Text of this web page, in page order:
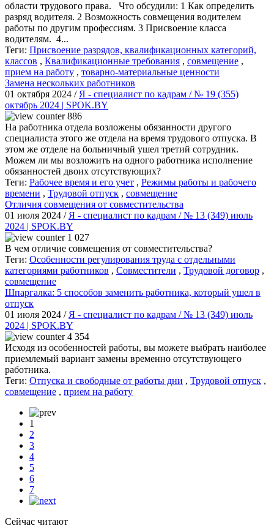
области трудового права. Что обсудили: 1 Как определить
разряд водителя. 2 Возможность совмещения водителем
работы по другим профессиям. 3 Присвоение класса
водителям. 4...
Теги: Присвоение разрядов, квалификационных категорий,
классов , Квалификационные требования , совмещение ,
прием на работу , товарно-материальные ценности
Замена нескольких работников
01 октября 2024 /Я - специалист по кадрам / № 19 (355)
октябрь 2024 | SPOK.BY
886
На работника отдела возложены обязанности другого
специалиста этого же отдела на время трудового отпуска. В
этом же отделе на больничный ушел третий сотрудник.
Можем ли мы возложить на одного работника исполнение
обязанностей двоих отсутствующих?
Теги: Рабочее время и его учет , Режимы работы и рабочего
времени , Трудовой отпуск , совмещение
Отличия совмещения от совместительства
01 июля 2024 /Я - специалист по кадрам / № 13 (349) июль
2024 | SPOK.BY
1 027
В чем отличие совмещения от совместительства?
Теги: Особенности регулирования труда с отдельными
категориями работников , Совместители , Трудовой договор ,
совмещение
Шпаргалка: 5 способов заменить работника, который ушел в
отпуск
01 июля 2024 /Я - специалист по кадрам / № 13 (349) июль
2024 | SPOK.BY
4 354
Исходя из особенностей работы, вы можете выбрать наиболее
приемлемый вариант замены временно отсутствующего
работника.
Теги: Отпуска и свободные от работы дни , Трудовой отпуск ,
совмещение , прием на работу
1
2
3
4
5
6
7
Сейчас читают